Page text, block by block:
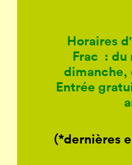
Horaires
Frac : du
dimanche,
Entrée
(*dernières